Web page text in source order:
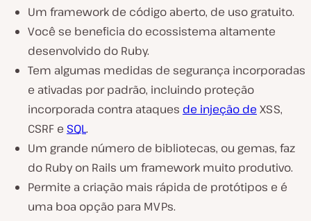
Um framework de código aberto, de uso gratuito.
Você se beneficia do ecossistema altamente
desenvolvido do Ruby.
Tem algumas medidas de segurança incorporadas
e ativadas por padrão, incluindo proteção
incorporada contra ataques de injeção de XSS,
CSRF e SQL.
Um grande número de bibliotecas, ou gemas, faz
do Ruby on Rails um framework muito produtivo.
Permite a criação mais rápida de protótipos e é
uma boa opção para MVPs.